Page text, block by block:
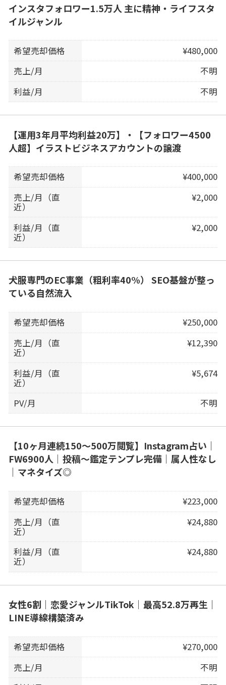
インスタフォロワー1.5万人 主に精神・ライフスタ
イルジャンル
希望売却価格
¥480,000
売上/月
不明
利益/月
不明
【運用3年月平均利益20万】・【フォロワー4500
人超】イラストビジネスアカウントの譲渡
希望売却価格
¥400,000
売上/月（直
近）
¥2,000
利益/月（直
近）
¥2,000
犬服専門のEC事業（粗利率40%） SEO基盤が整っ
ている自然流入
希望売却価格
¥250,000
売上/月（直
近）
¥12,390
利益/月（直
近）
¥5,674
PV/月 不明
【10ヶ月連続150〜500万閲覧】Instagram占い｜
FW6900人｜投稿〜鑑定テンプレ完備｜属人性なし
｜マネタイズ◎
希望売却価格
¥223,000
売上/月（直
近）
¥24,880
利益/月（直
近）
¥24,880
女性6割｜恋愛ジャンルTikTok｜最高52.8万再生｜
LINE導線構築済み
希望売却価格
¥270,000
売上/月
不明